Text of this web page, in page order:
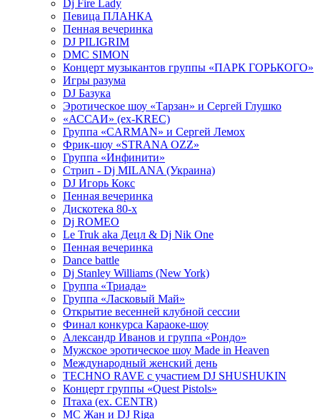
Dj Fire Lady
Певица ПЛАНКА
Пенная вечеринка
DJ PILIGRIM
DMC SIMON
Концерт музыкантов группы «ПАРК ГОРЬКОГО»
Игры разума
DJ Базука
Эротическое шоу «Тарзан» и Сергей Глушко
«АССАИ» (ex-KREC)
Группа «CARMAN» и Сергей Лемох
Фрик-шоу «STRANA OZZ»
Группа «Инфинити»
Стрип - Dj MILANA (Украина)
DJ Игорь Кокс
Пенная вечеринка
Дискотека 80-х
Dj ROMEO
Le Truk aka Децл & Dj Nik One
Пенная вечеринка
Dance battle
Dj Stanley Williams (New York)
Группа «Триада»
Группа «Ласковый Май»
Открытие весенней клубной сессии
Финал конкурса Караоке-шоу
Александр Иванов и группа «Рондо»
Мужское эротическое шоу Made in Heaven
Международный женский день
TECHNO RAVE с участием DJ SHUSHUKIN
Концерт группы «Quest Pistols»
Птаха (ex. CENTR)
МС Жан и DJ Riga